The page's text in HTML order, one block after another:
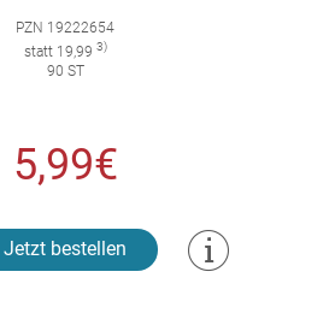
PZN 19222654
statt 19,99 3)
90 ST
5,99€
Jetzt bestellen